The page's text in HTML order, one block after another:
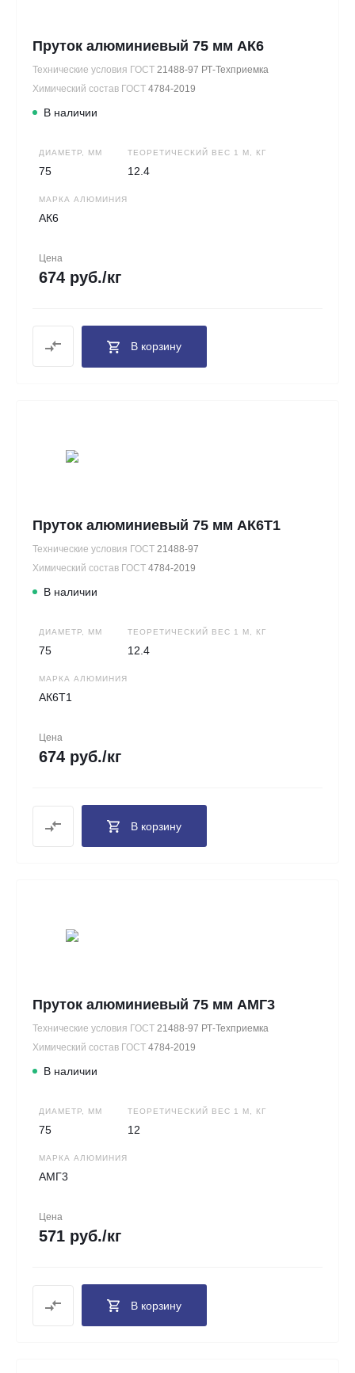
Пруток алюминиевый 75 мм АК6
Технические условия ГОСТ 21488-97 РТ-Техприемка
Химический состав ГОСТ 4784-2019
В наличии
ДИАМЕТР, ММ
75
ТЕОРЕТИЧЕСКИЙ ВЕС 1 М, КГ
12.4
МАРКА АЛЮМИНИЯ
АК6
Цена
674 руб./кг
В корзину
Пруток алюминиевый 75 мм АК6Т1
Технические условия ГОСТ 21488-97
Химический состав ГОСТ 4784-2019
В наличии
ДИАМЕТР, ММ
75
ТЕОРЕТИЧЕСКИЙ ВЕС 1 М, КГ
12.4
МАРКА АЛЮМИНИЯ
АК6Т1
Цена
674 руб./кг
В корзину
Пруток алюминиевый 75 мм АМГ3
Технические условия ГОСТ 21488-97 РТ-Техприемка
Химический состав ГОСТ 4784-2019
В наличии
ДИАМЕТР, ММ
75
ТЕОРЕТИЧЕСКИЙ ВЕС 1 М, КГ
12
МАРКА АЛЮМИНИЯ
АМГ3
Цена
571 руб./кг
В корзину